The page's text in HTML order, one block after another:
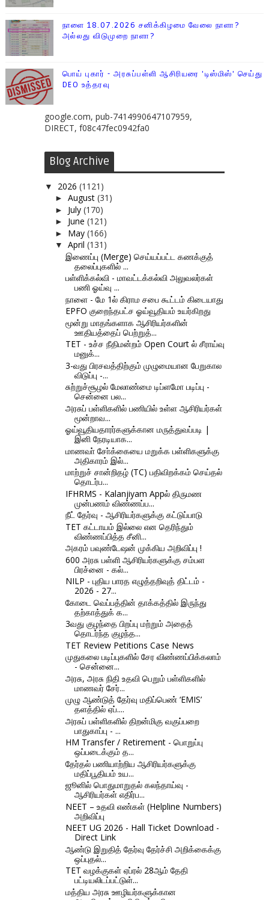
நாளை 18.07.2026 சனிக்கிழமை வேலை நாளா?
அல்லது விடுமுறை நாளா?
பொய் புகார் - அரசுப்பள்ளி ஆசிரியரை 'டிஸ்மிஸ்' செய்து
DEO உத்தரவு
google.com, pub-7414990647107959,
DIRECT, f08c47fec0942fa0
Blog Archive
▼ 2026 (1121)
► August (31)
► July (170)
► June (121)
► May (166)
▼ April (131)
இணைப்பு (Merge) செய்யப்பட்ட கணக்குத்
தலைப்புகளில் ...
பள்ளிக்கல்வி - மாவட்டக்கல்வி அலுவலர்கள்
பணி ஓய்வு ...
நாளை - மே 1ல் கிராம சபை கூட்டம் கிடையாது
EPFO குறைந்தபட்ச ஓய்வூதியம் உயர்கிறது
மூன்று மாதங்களாக ஆசிரியர்களின்
ஊதியத்தைப் பெற்றுத்...
TET - உச்ச நீதிமன்றம் Open Court ல் சீராய்வு
மனுக்...
3-வது பிரசவத்திற்கும் முழுமையான பேறுகால
விடுப்பு -...
சுற்றுச்சூழல் மேலாண்மை டிப்ளமோ படிப்பு -
சென்னை பல...
அரசுப் பள்ளிகளில் பணியில் உள்ள ஆசிரியர்கள்
மூன்றாவ...
ஓய்வூதியதாரர்களுக்கான மருத்துவப்படி |
இனி நேரடியாக...
மாணவா் சோ்க்கையை மறுக்க பள்ளிகளுக்கு
அதிகாரம் இல்...
மாற்றுச் சான்றிதழ் (TC) பதிவிறக்கம் செய்தல்
தொடர்ப...
IFHRMS - Kalanjiyam Appல் திருமண
முன்பணம் விண்ணப்ப...
நீட் தேர்வு - ஆசிரியர்களுக்கு கட்டுப்பாடு
TET கட்டாயம் இல்லை என தெரிந்தும்
விண்ணப்பித்த சீனி...
அகரம் பவுண்டேஷன் முக்கிய அறிவிப்பு !
600 அரசு பள்ளி ஆசிரியர்களுக்கு சம்பள
பிரச்னை - கல்...
NILP - புதிய பாரத எழுத்தறிவுத் திட்டம் -
2026 - 27...
கோடை வெப்பத்தின் தாக்கத்தில் இருந்து
தற்காத்துக் க...
3வது குழந்தை பிறப்பு மற்றும் அதைத்
தொடர்ந்த குழந்த...
TET Review Petitions Case News
முதுகலை படிப்புகளில் சேர விண்ணப்பிக்கலாம்
- சென்னை...
அரசு, அரசு நிதி உதவி பெறும் பள்ளிகளில்
மாணவர் சேர்...
முழு ஆண்டுத் தேர்வு மதிப்பெண் ‘EMIS’
தளத்தில் ஏப்....
அரசுப் பள்ளிகளில் திறன்மிகு வகுப்பறை
பாதுகாப்பு - ...
HM Transfer / Retirement - பொறுப்பு
ஒப்படைக்கும் த...
தேர்தல் பணியாற்றிய ஆசிரியர்களுக்கு
மதிப்பூதியம் உய...
ஜூனில் பொதுமாறுதல் கலந்தாய்வு -
ஆசிரியர்கள் எதிர்ப...
NEET – உதவி எண்கள் (Helpline Numbers)
அறிவிப்பு
NEET UG 2026 - Hall Ticket Download -
Direct Link
ஆண்டு இறுதித் தேர்வு தேர்ச்சி அறிக்கைக்கு
ஒப்புதல்...
TET வழக்குகள் ஏப்ரல் 28ஆம் தேதி
பட்டியலிடப்பட்டுள்...
மத்திய அரசு ஊழியர்களுக்கான